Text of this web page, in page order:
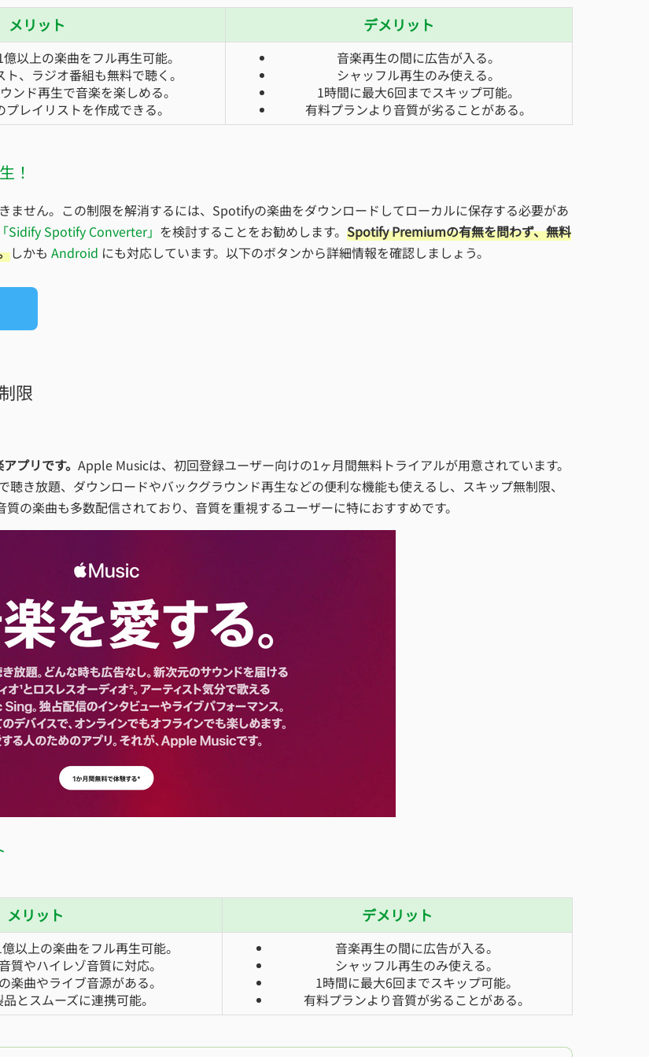
メリット デメリット
以上の楽曲をフル再生可能。
、ラジオ番組も無料で聴く。
ンド再生で音楽を楽しめる。
プレイリストを作成できる。
音楽再生の間に広告が入る。
シャッフル再生のみ使える。
1時間に最大6回までスキップ可能。
有料プランより音質が劣ることがある。
！
せん。この制限を解消するには、Spotifyの楽曲をダウンロードしてローカルに保存する必要があ
「Sidify Spotify Converter」 を検討することをお勧めします。 Spotify Premiumの有無を問わず、無料
しかも Android にも対応しています。以下のボタンから詳細情報を確認しましょう。
限
プリです。 Apple Musicは、初回登録ユーザー向けの1ヶ月間無料トライアルが用意されています。
き放題、ダウンロードやバックグラウンド再生などの便利な機能も使えるし、スキップ無制限、
の楽曲も多数配信されており、音質を重視するユーザーに特におすすめです。
メリット デメリット
以上の楽曲をフル再生可能。
質やハイレゾ音質に対応。
楽曲やライブ音源がある。
とスムーズに連携可能。
音楽再生の間に広告が入る。
シャッフル再生のみ使える。
1時間に最大6回までスキップ可能。
有料プランより音質が劣ることがある。